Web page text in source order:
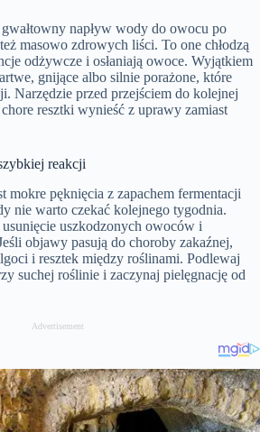
napływ wody do owocu po
masowo zdrowych liści. To one chłodzą
odżywcze i osłaniają owoce. Wyjątkiem
gnijące albo silnie porażone, które
Narzędzie przed przejściem do kolejnej
resztki wynieść z uprawy zamiast
reakcji
mokre pęknięcia z zapachem fermentacji
nie warto czekać kolejnego tygodnia.
uszkodzonych owoców i
objawy pasują do choroby zakaźnej,
i resztek między roślinami. Podlewaj
suchej roślinie i zaczynaj pielęgnację od
Advertisement